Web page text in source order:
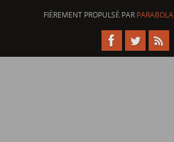
FIÈREMENT PROPULSÉ PAR PARABOLA